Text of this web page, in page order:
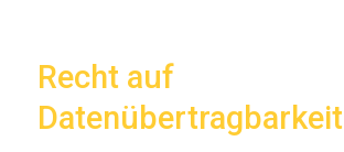
Recht auf
Datenübertragbarkeit